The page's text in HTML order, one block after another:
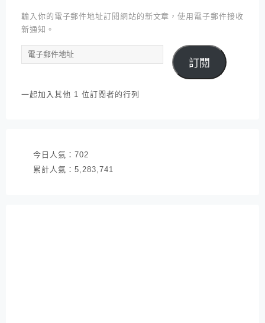
輸入你的電子郵件地址訂閱網站的新文章，使用電子郵件接收
新通知。
電
子
件
訂閱
一起加入其他 1 位訂閱者的行列
今日人氣： 702
累計人氣： 5,283,741